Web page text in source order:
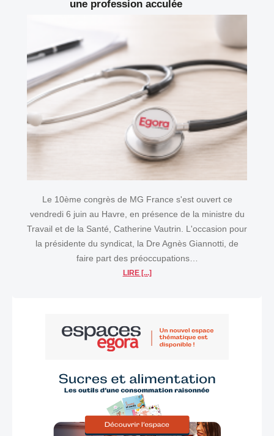
une profession acculée
Le 10ème congrès de MG France s'est ouvert ce
vendredi 6 juin au Havre, en présence de la ministre du
Travail et de la Santé, Catherine Vautrin. L'occasion pour
la présidente du syndicat, la Dre Agnès Giannotti, de
faire part des préoccupations…
LIRE [...]